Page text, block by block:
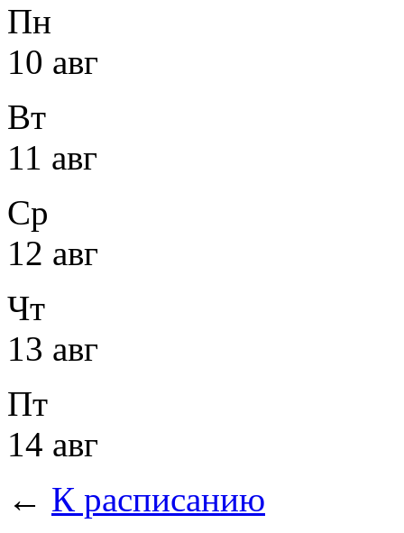
Пн
10 авг
Вт
11 авг
Ср
12 авг
Чт
13 авг
Пт
14 авг
← К расписанию